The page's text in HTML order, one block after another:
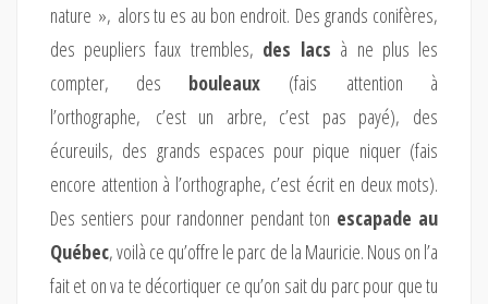
nature », alors tu es au bon endroit. Des grands conifères,
des peupliers faux trembles, des lacs à ne plus les
compter, des bouleaux (fais attention à
l’orthographe, c’est un arbre, c’est pas payé), des
écureuils, des grands espaces pour pique niquer (fais
encore attention à l’orthographe, c’est écrit en deux mots).
Des sentiers pour randonner pendant ton escapade au
Québec, voilà ce qu’offre le parc de la Mauricie. Nous on l’a
fait et on va te décortiquer ce qu’on sait du parc pour que tu